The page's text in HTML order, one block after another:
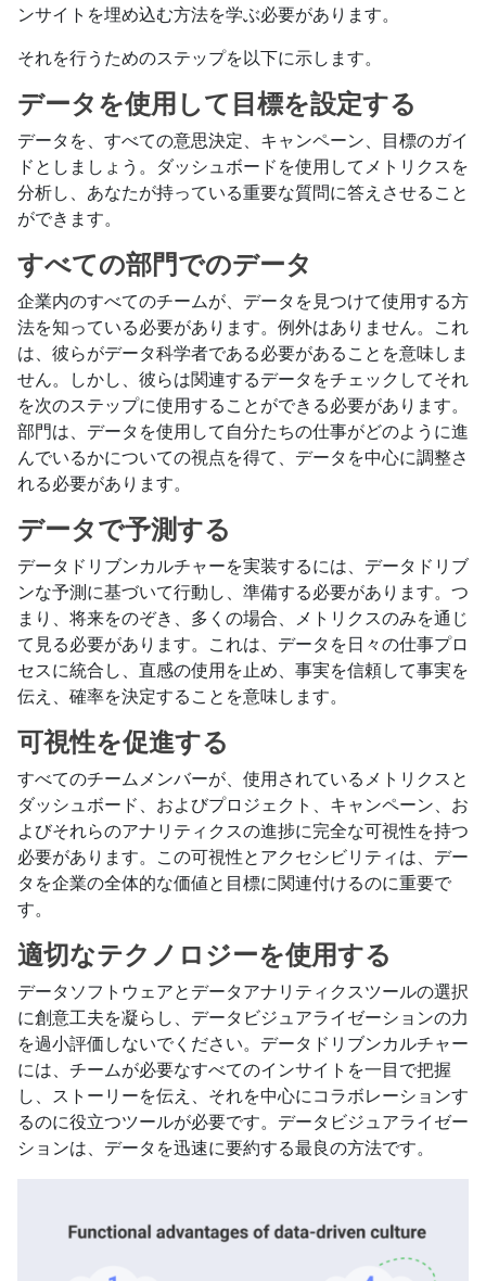
ンサイトを埋め込む方法を学ぶ必要があります。
それを行うためのステップを以下に示します。
データを使用して目標を設定する
データを、すべての意思決定、キャンペーン、目標のガイ
ドとしましょう。ダッシュボードを使用してメトリクスを
分析し、あなたが持っている重要な質問に答えさせること
ができます。
すべての部門でのデータ
企業内のすべてのチームが、データを見つけて使用する方
法を知っている必要があります。例外はありません。これ
は、彼らがデータ科学者である必要があることを意味しま
せん。しかし、彼らは関連するデータをチェックしてそれ
を次のステップに使用することができる必要があります。
部門は、データを使用して自分たちの仕事がどのように進
んでいるかについての視点を得て、データを中心に調整さ
れる必要があります。
データで予測する
データドリブンカルチャーを実装するには、データドリブ
ンな予測に基づいて行動し、準備する必要があります。つ
まり、将来をのぞき、多くの場合、メトリクスのみを通じ
て見る必要があります。これは、データを日々の仕事プロ
セスに統合し、直感の使用を止め、事実を信頼して事実を
伝え、確率を決定することを意味します。
可視性を促進する
すべてのチームメンバーが、使用されているメトリクスと
ダッシュボード、およびプロジェクト、キャンペーン、お
よびそれらのアナリティクスの進捗に完全な可視性を持つ
必要があります。この可視性とアクセシビリティは、デー
タを企業の全体的な価値と目標に関連付けるのに重要で
す。
適切なテクノロジーを使用する
データソフトウェアとデータアナリティクスツールの選択
に創意工夫を凝らし、データビジュアライゼーションの力
を過小評価しないでください。データドリブンカルチャー
には、チームが必要なすべてのインサイトを一目で把握
し、ストーリーを伝え、それを中心にコラボレーションす
るのに役立つツールが必要です。データビジュアライゼー
ションは、データを迅速に要約する最良の方法です。